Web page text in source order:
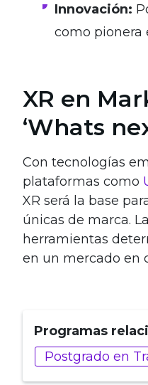
Innovación:
como pionera
XR en
‘Whats
Con tecnologías
plataformas como
XR será la base
únicas de marca.
herramientas
en un mercado en
Programas
Postgrado en